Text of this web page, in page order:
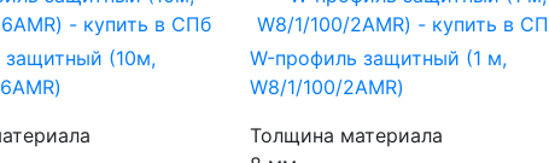
защитный (10м,
W-профиль защитный (1 м,
W8/1/100/2AMR)
Толщина материала